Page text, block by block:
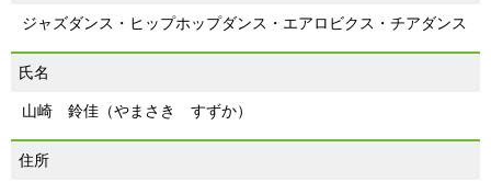
ジャズダンス・ヒップホップダンス・エアロビクス・チアダンス
氏名
山崎 鈴佳（やまさき すずか）
住所